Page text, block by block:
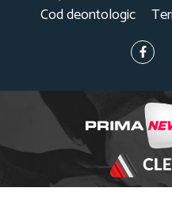
Cod deontologic